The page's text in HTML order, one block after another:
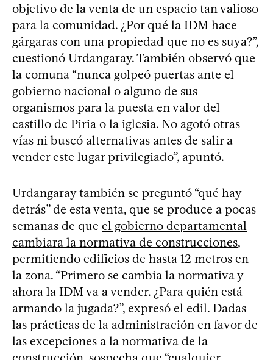
objetivo de la venta de un espacio tan valioso
para la comunidad. ¿Por qué la IDM hace
gárgaras con una propiedad que no es suya?”,
cuestionó Urdangaray. También observó que
la comuna “nunca golpeó puertas ante el
gobierno nacional o alguno de sus
organismos para la puesta en valor del
castillo de Piria o la iglesia. No agotó otras
vías ni buscó alternativas antes de salir a
vender este lugar privilegiado”, apuntó.
Urdangaray también se preguntó “qué hay
detrás” de esta venta, que se produce a pocas
semanas de que el gobierno departamental
cambiara la normativa de construcciones,
permitiendo edificios de hasta 12 metros en
la zona. “Primero se cambia la normativa y
ahora la IDM va a vender. ¿Para quién está
armando la jugada?”, expresó el edil. Dadas
las prácticas de la administración en favor de
las excepciones a la normativa de la